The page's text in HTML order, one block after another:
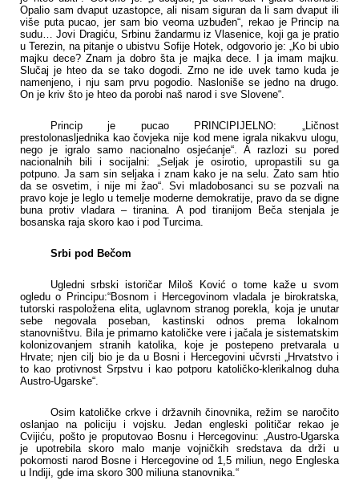
Opalio sam dvaput uzastopce, ali nisam siguran da li sam dvaput ili
više puta pucao, jer sam bio veoma uzbuđen“, rekao je Princip na
sudu… Jovi Dragiću, Srbinu žandarmu iz Vlasenice, koji ga je pratio
u Terezin, na pitanje o ubistvu Sofije Hotek, odgovorio je: „Ko bi ubio
majku dece? Znam ja dobro šta je majka dece. I ja imam majku.
Slučaj je hteo da se tako dogodi. Zrno ne ide uvek tamo kuda je
namenjeno, i nju sam prvu pogodio. Nasloniše se jedno na drugo.
On je kriv što je hteo da porobi naš narod i sve Slovene“.
Princip je pucao PRINCIPIJELNO: „Ličnost
prestolonasljednika kao čovjeka nije kod mene igrala nikakvu ulogu,
nego je igralo samo nacionalno osjećanje“. A razlozi su pored
nacionalnih bili i socijalni: „Seljak je osirotio, upropastili su ga
potpuno. Ja sam sin seljaka i znam kako je na selu. Zato sam htio
da se osvetim, i nije mi žao“. Svi mladobosanci su se pozvali na
pravo koje je leglo u temelje moderne demokratije, pravo da se digne
buna protiv vladara – tiranina. A pod tiranijom Beča stenjala je
bosanska raja skoro kao i pod Turcima.
Srbi pod Bečom
Ugledni srbski istoričar Miloš Ković o tome kaže u svom
ogledu o Principu:“Bosnom i Hercegovinom vladala je birokratska,
tutorski raspoložena elita, uglavnom stranog porekla, koja je unutar
sebe negovala poseban, kastinski odnos prema lokalnom
stanovništvu. Bila je primarno katoličke vere i jačala je sistematskim
kolonizovanjem stranih katolika, koje je postepeno pretvarala u
Hrvate; njen cilj bio je da u Bosni i Hercegovini učvrsti „Hrvatstvo i
to kao protivnost Srpstvu i kao potporu katoličko-klerikalnog duha
Austro-Ugarske“.
Osim katoličke crkve i državnih činovnika, režim se naročito
oslanjao na policiju i vojsku. Jedan engleski političar rekao je
Cvijiću, pošto je proputovao Bosnu i Hercegovinu: „Austro-Ugarska
je upotrebila skoro malo manje vojničkih sredstava da drži u
pokornosti narod Bosne i Hercegovine od 1,5 miliun, nego Engleska
u Indiji, gde ima skoro 300 miliuna stanovnika.“